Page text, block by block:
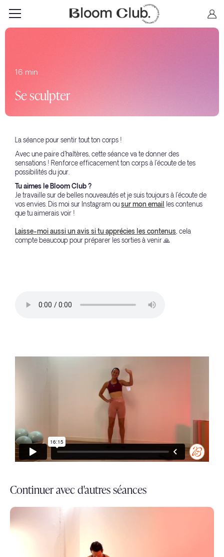
16 min
Se sculpter
La séance pour sentir tout ton corps !
Avec une paire d'haltères, cette séance va te donner des
sensations ! Renforce efficacement ton corps à l'écoute de tes
possibilités du jour.
Tu aimes le Bloom Club ?
Je travaille sur de belles nouveautés et je suis toujours à l'écoute de
vos envies. Dis moi sur Instagram ousur mon email les contenus
que tu aimerais voir !
Laisse-moi aussi un avis si tu apprécies les contenus, cela
compte beaucoup pour préparer les sorties à venir 🙏
Continuer avec d'autres séances